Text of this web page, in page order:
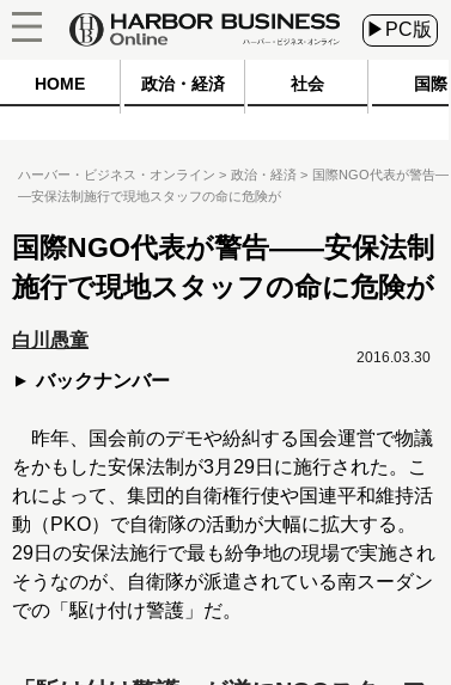
▶PC版
HOME 政治・経済 社会 国際
ハーバー・ビジネス・オンライン 政治・経済
国際NGO代表が警告―
―安保法制施行で現地スタッフの命に危険が
国際NGO代表が警告――安保法制
施行で現地スタッフの命に危険が
白川愚童
バックナンバー
2016.03.30
昨年、国会前のデモや紛糾する国会運営で物議
をかもした安保法制が3月29日に施行された。こ
れによって、集団的自衛権行使や国連平和維持活
動（PKO）で自衛隊の活動が大幅に拡大する。
29日の安保法施行で最も紛争地の現場で実施され
そうなのが、自衛隊が派遣されている南スーダン
での「駆け付け警護」だ。